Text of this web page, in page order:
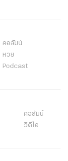
คอลัมน์
หวย
Podcast
คอลัมน์
วิดีโอ